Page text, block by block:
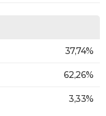
37,74%
62,26%
3,33%